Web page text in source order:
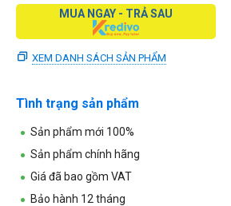
MUA NGAY - TRẢ SAU
XEM DANH SÁCH SẢN PHẨM
Tình trạng sản phẩm
Sản phẩm mới 100%
Sản phẩm chính hãng
Giá đã bao gồm VAT
Bảo hành 12 tháng